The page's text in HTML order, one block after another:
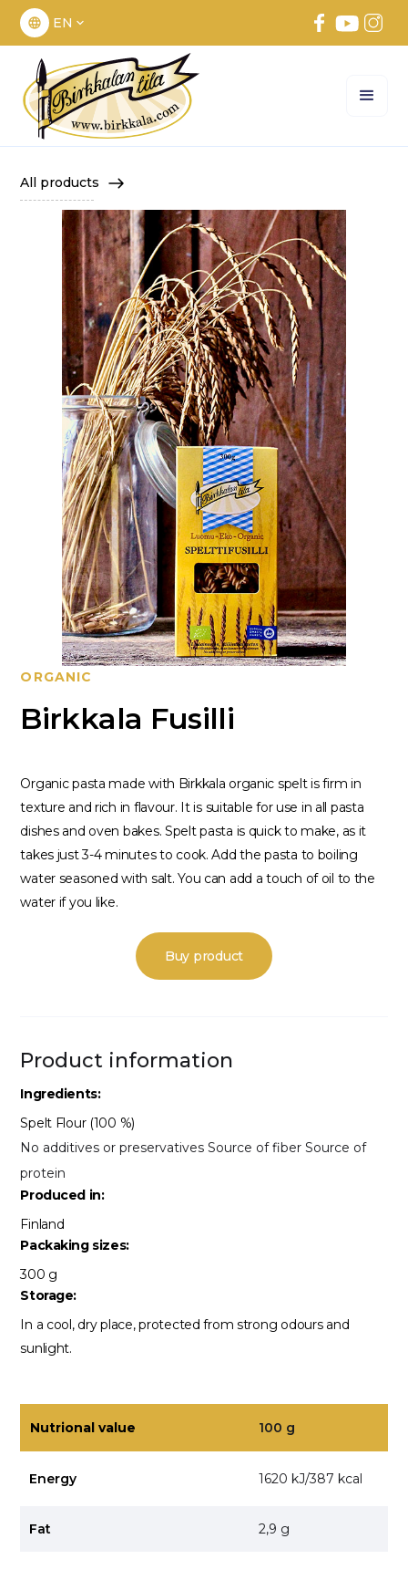
EN
All products
ORGANIC
Birkkala Fusilli
Organic pasta made with Birkkala organic spelt is firm in
texture and rich in flavour. It is suitable for use in all pasta
dishes and oven bakes. Spelt pasta is quick to make, as it
takes just 3-4 minutes to cook. Add the pasta to boiling
water seasoned with salt. You can add a touch of oil to the
water if you like.
Buy product
Product information
Ingredients:
Spelt Flour (100 %)
No additives or preservatives Source of fiber Source of
protein
Produced in:
Finland
Packaking sizes:
300 g
Storage:
In a cool, dry place, protected from strong odours and
sunlight.
Nutrional value 100 g
Energy 1620 kJ/387 kcal
Fat 2,9 g